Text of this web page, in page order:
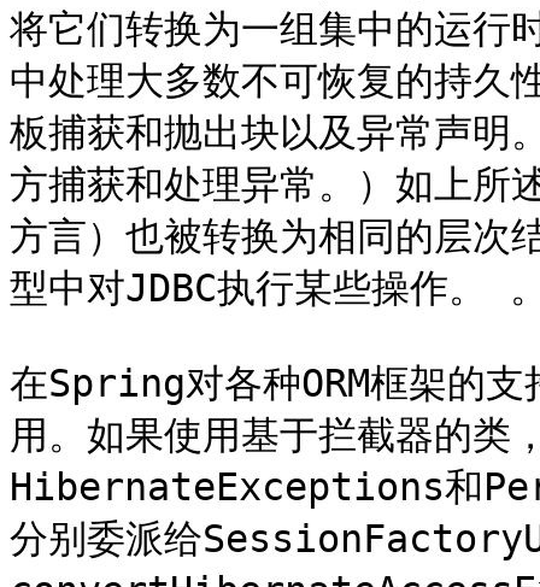
将它们转换为一组集中的运行
中处理大多数不可恢复的持久
板捕获和抛出块以及异常声明
方捕获和处理异常。）如上所
方言）也被转换为相同的层次
型中对JDBC执行某些操作。
在Spring对各种ORM框架的
用。如果使用基于拦截器的类
HibernateExceptions和
分别委派给